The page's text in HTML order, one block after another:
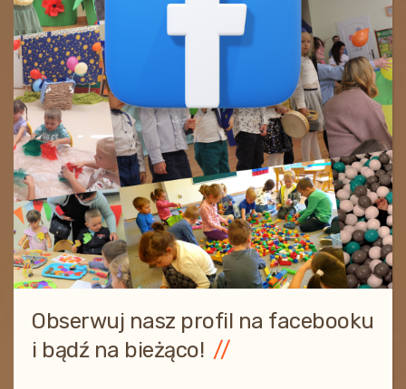
Obserwuj nasz profil na facebooku
i bądź na bieżąco!